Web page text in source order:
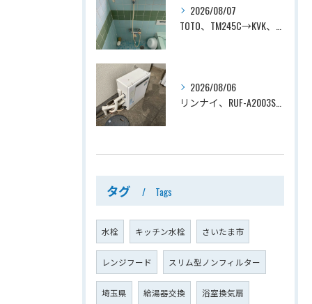
2026/08/07
TOTO、TM245C→KVK、KF800T、壁付タイプ、サーモスタット付シャワーバス水栓、浴室用水栓交換工事ー埼玉県上尾市平塚
2026/08/06
リンナイ、RUF-A2003SAG(A)→ノーリツ、GT-C2072SAR-1 BL、20号、エコジョーズ、オート、屋外据置型、給湯器交換工事ー埼玉県上尾市平塚
タグ Tags
水栓 キッチン水栓 さいたま市
レンジフード スリム型ノンフィルター
埼玉県 給湯器交換 浴室換気扇